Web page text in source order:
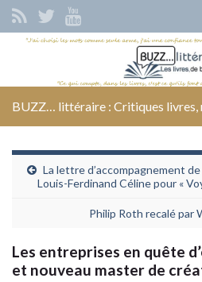
Search for:
BUZZ… littéraire : Critiques livres,
La lettre d’accompagnement
Louis-Ferdinand Céline pour «
Philip Roth recalé par
Les entreprises en quête
et nouveau master de